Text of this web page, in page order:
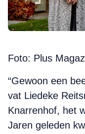
Foto: Plus
“Gewoon een
vat Liedeke
Knarrenhof, het
Jaren ­geleden